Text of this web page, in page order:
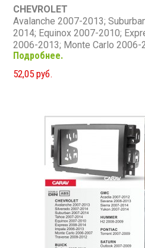
CHEVROLET
Avalanche 2007-2013;
2014; Equinox 2007-2010;
2006-2013; Monte Carlo
BUICK
Enclave 2007-2012, Lucerne
GMC
HUMMER
H2 2008-2009
PONTIAC
Torrent 2007-2009
SATURN
Outlook 2007-2009; Vue
SUZUKI
XL-7 2007-2009
Подробнее.
52,05 руб.